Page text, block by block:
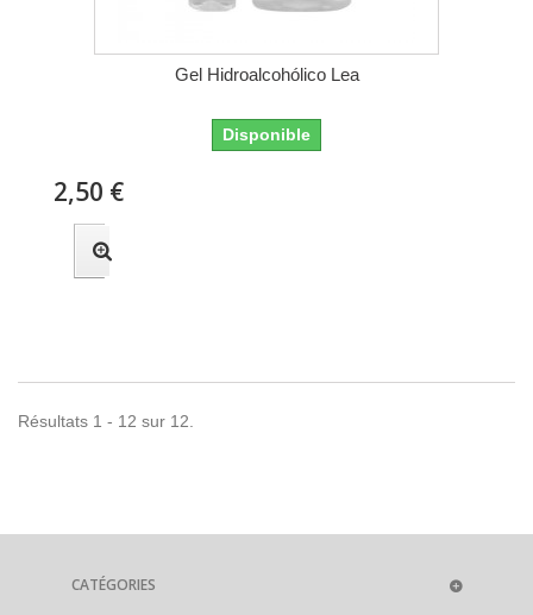
Gel Hidroalcohólico Lea
Disponible
2,50 €
Résultats 1 - 12 sur 12.
CATÉGORIES